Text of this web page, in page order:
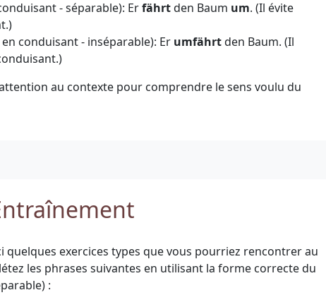
- séparable): Erfährtden Baum um. (Il évite
conduisant - inséparable): Er umfährtden Baum. (Il
au contexte pour comprendre le sens voulu du
quelques exercices types que vous pourriez rencontrer au
les phrases suivantes en utilisant la forme correcte du
: